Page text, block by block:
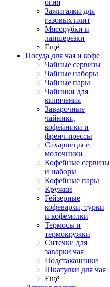
огня
Зажигалки для
газовых плит
Мясорубки и
лапшерезки
Ещё
Посуда для чая и кофе
Чайные сервизы
Чайные наборы
Чайные пары
Чайники для
кипячения
Заварочные
чайники,
кофейники и
френч-прессы
Сахарницы и
молочники
Кофейные сервизы
и наборы
Кофейные пары
Кружки
Гейзерные
кофеварки, турки
и кофемолки
Термосы и
термокружки
Ситечки для
заварки чая
Подстаканники
Шкатулки для чая
Ещё